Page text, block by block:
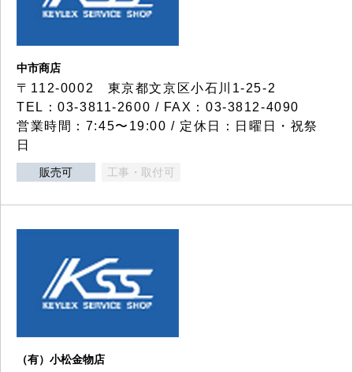
中市商店
〒112-0002 東京都文京区小石川1-25-2
TEL：03-3811-2600 / FAX：03-3812-4090
営業時間：7:45〜19:00 / 定休日：日曜日・祝祭
日
販売可 工事・取付可
（有）小松金物店